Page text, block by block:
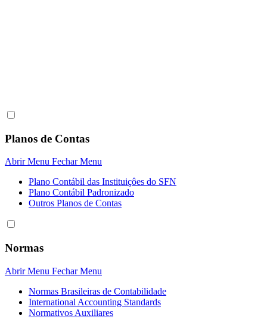
Planos de Contas
Abrir Menu Fechar Menu
Plano Contábil das Instituiçôes do SFN
Plano Contábil Padronizado
Outros Planos de Contas
Normas
Abrir Menu Fechar Menu
Normas Brasileiras de Contabilidade
International Accounting Standards
Normativos Auxiliares